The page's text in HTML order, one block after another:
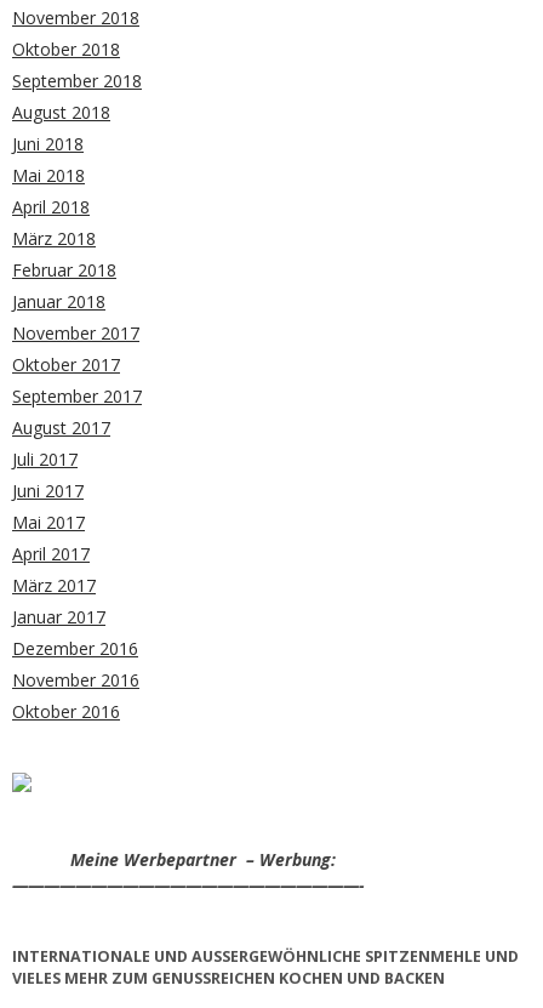
November 2018
Oktober 2018
September 2018
August 2018
Juni 2018
Mai 2018
April 2018
März 2018
Februar 2018
Januar 2018
November 2017
Oktober 2017
September 2017
August 2017
Juli 2017
Juni 2017
Mai 2017
April 2017
März 2017
Januar 2017
Dezember 2016
November 2016
Oktober 2016
Meine Werbepartner – Werbung:
——————————————————————-
INTERNATIONALE UND AUSSERGEWÖHNLICHE SPITZENMEHLE UND V
IELES MEHR ZUM GENUSSREICHEN KOCHEN UND BACKEN